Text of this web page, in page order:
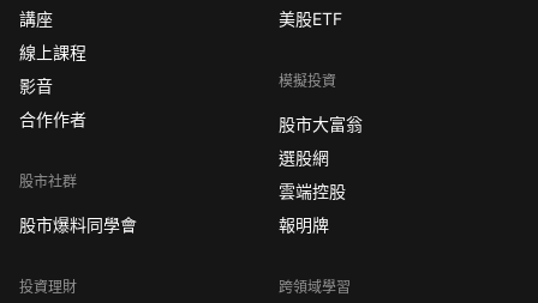
講座
線上課程
影音
合作作者
股市社群
股市爆料同學會
投資理財
美股ETF
模擬投資
股市大富翁
選股網
雲端控股
報明牌
跨領域學習